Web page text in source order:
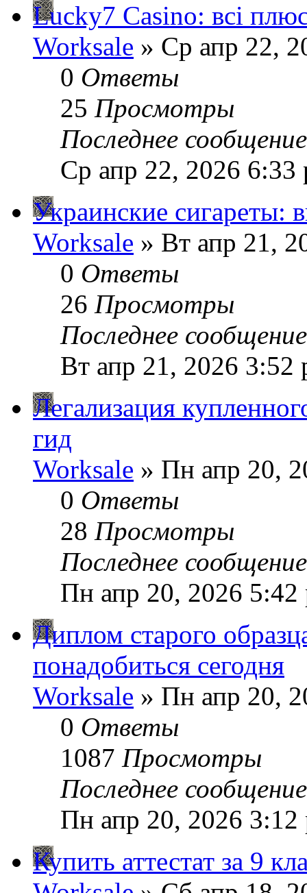
Lucky7 Casino: всі
Worksale » Ср апр 22,
0 Ответы
25 Просмотры
Последнее
Ср апр 22, 2026 6:33
Украинские сигареты:
Worksale » Вт апр 21,
0 Ответы
26 Просмотры
Последнее
Вт апр 21, 2026 3:52
Легализация
гид
Worksale » Пн апр 20,
0 Ответы
28 Просмотры
Последнее
Пн апр 20, 2026 5:42
Диплом старого
понадобиться сегодня
Worksale » Пн апр 20,
0 Ответы
1087 Просмотры
Последнее
Пн апр 20, 2026 3:12
Купить аттестат за 9